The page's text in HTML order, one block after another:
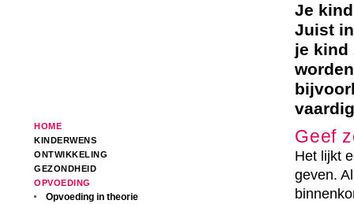
HOME
KINDERWENS
ONTWIKKELING
GEZONDHEID
OPVOEDING
Opvoeding in theorie
Je
Juist
je kind
Geef
Het lijkt
geven.